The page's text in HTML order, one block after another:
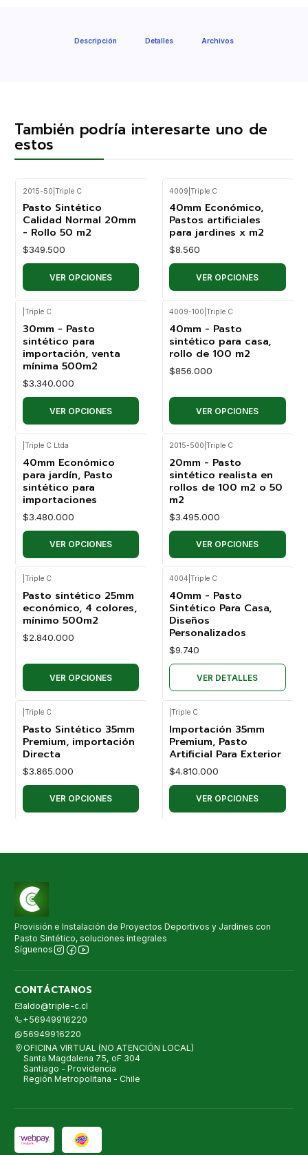
Descripción Detalles Archivos
También podría interesarte uno de
estos
2015-50 Triple C
Pasto Sintético
Calidad Normal 20mm
- Rollo 50 m2
$349.500
VER OPCIONES
4009 Triple C
40mm Económico,
Pastos artificiales
para jardines x m2
$8.560
VER OPCIONES
Triple C
30mm - Pasto
sintético para
importación, venta
mínima 500m2
$3.340.000
VER OPCIONES
4009-100 Triple C
40mm - Pasto
sintético para casa,
rollo de 100 m2
$856.000
VER OPCIONES
Triple C Ltda
40mm Económico
para jardín, Pasto
sintético para
importaciones
$3.480.000
VER OPCIONES
2015-500 Triple C
20mm - Pasto
sintético realista en
rollos de 100 m2 o 50
m2
$3.495.000
VER OPCIONES
Triple C
Pasto sintético 25mm
económico, 4 colores,
mínimo 500m2
$2.840.000
VER OPCIONES
4004 Triple C
40mm - Pasto
Sintético Para Casa,
Diseños
Personalizados
$9.740
VER DETALLES
Triple C
Pasto Sintético 35mm
Premium, importación
Directa
$3.865.000
VER OPCIONES
Triple C
Importación 35mm
Premium, Pasto
Artificial Para Exterior
$4.810.000
VER OPCIONES
Provisión e Instalación de Proyectos Deportivos y Jardines con
Pasto Sintético, soluciones integrales
Síguenos
CONTÁCTANOS
aldo@triple-c.cl
+56949916220
56949916220
OFICINA VIRTUAL (NO ATENCIÓN LOCAL)
Santa Magdalena 75, oF 304
Santiago - Providencia
Región Metropolitana - Chile